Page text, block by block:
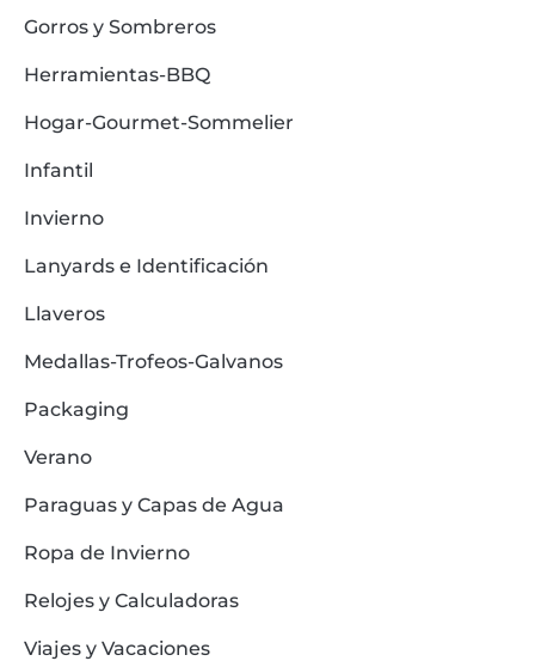
Gorros y Sombreros
Herramientas-BBQ
Hogar-Gourmet-Sommelier
Infantil
Invierno
Lanyards e Identificación
Llaveros
Medallas-Trofeos-Galvanos
Packaging
Verano
Paraguas y Capas de Agua
Ropa de Invierno
Relojes y Calculadoras
Viajes y Vacaciones